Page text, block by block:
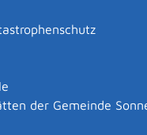
der Gemeinde
der Jagd bei sich
gelten im